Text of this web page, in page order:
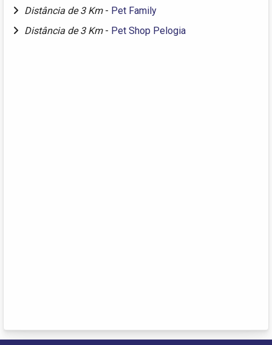
Distância de 3 Km - Pet Family
Distância de 3 Km - Pet Shop Pelogia